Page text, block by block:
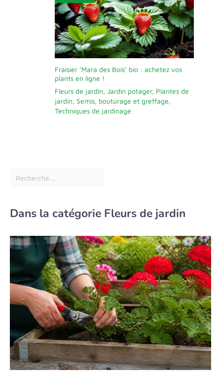
Fraisier ‘Mara des Bois’ bio : achetez vos
plants en ligne !
Fleurs de jardin, Jardin potager, Plantes de
jardin, Semis, bouturage et greffage,
Techniques de jardinage
Dans la catégorie Fleurs de jardin